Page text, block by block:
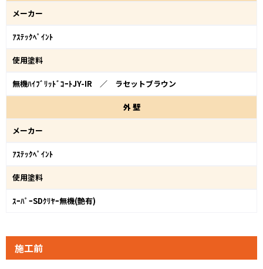
メーカー
ｱｽﾃｯｸﾍﾟｲﾝﾄ
使用塗料
無機ﾊｲﾌﾞﾘｯﾄﾞｺｰﾄJY-IR ／ ラセットブラウン
外壁
メーカー
ｱｽﾃｯｸﾍﾟｲﾝﾄ
使用塗料
ｽｰﾊﾟｰSDｸﾘﾔｰ無機(艶有)
施工前